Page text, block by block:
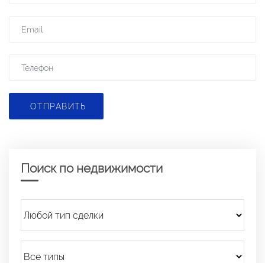
ОТПРАВИТЬ
Поиск по недвижимости